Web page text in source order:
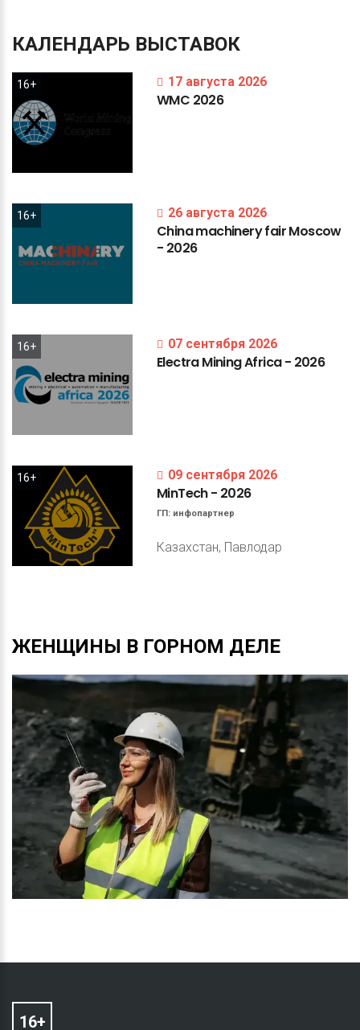
КАЛЕНДАРЬ ВЫСТАВОК
16+ 17 августа 2026
WMC 2026
16+ 26 августа 2026
ChinamachineryfairMoscow
- 2026
16+ 07 сентября 2026
ElectraMiningAfrica- 2026
16+ 09 сентября 2026
MinTech- 2026
ГП: инфопартнер
Казахстан, Павлодар
ЖЕНЩИНЫ В ГОРНОМ ДЕЛЕ